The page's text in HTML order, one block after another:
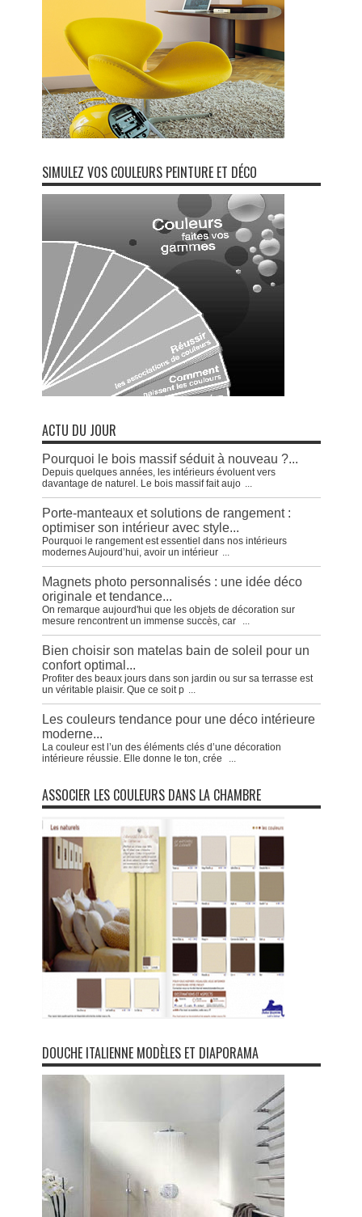
SIMULEZ VOS COULEURS PEINTURE ET DÉCO
ACTU DU JOUR
Pourquoi le bois massif séduit à nouveau ?...
Depuis quelques années, les intérieurs évoluent vers
davantage de naturel. Le bois massif fait aujo ...
Porte-manteaux et solutions de rangement :
optimiser son intérieur avec style...
Pourquoi le rangement est essentiel dans nos intérieurs
modernes Aujourd’hui, avoir un intérieur ...
Magnets photo personnalisés : une idée déco
originale et tendance...
On remarque aujourd'hui que les objets de décoration sur
mesure rencontrent un immense succès, car
...
Bien choisir son matelas bain de soleil pour un
confort optimal...
Profiter des beaux jours dans son jardin ou sur sa terrasse est
un véritable plaisir. Que ce soit p ...
Les couleurs tendance pour une déco intérieure
moderne...
La couleur est l’un des éléments clés d’une décoration
intérieure réussie. Elle donne le ton, crée
...
ASSOCIER LES COULEURS DANS LA CHAMBRE
DOUCHE ITALIENNE MODÈLES ET DIAPORAMA